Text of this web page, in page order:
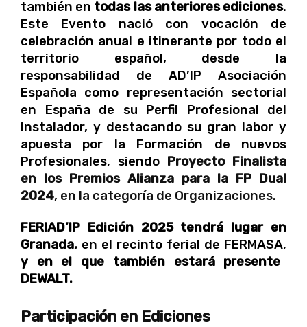
también en todas las anteriores ediciones.
Este Evento nació con vocación de
celebración anual e itinerante por todo el
territorio español, desde la
responsabilidad de AD’IP Asociación
Española como representación sectorial
en España de su Perfil Profesional del
Instalador, y destacando su gran labor y
apuesta por la Formación de nuevos
Profesionales, siendo Proyecto Finalista
en los Premios Alianza para la FP Dual
2024, en la categoría de Organizaciones.
FERIAD’IP Edición 2025 tendrá lugar en
Granada, en el recinto ferial de FERMASA,
y en el que también estará presente
DEWALT.
Participación en Ediciones